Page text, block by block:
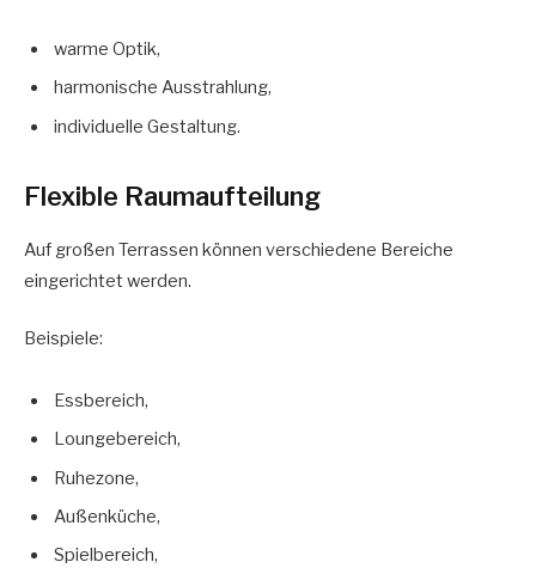
warme Optik,
harmonische Ausstrahlung,
individuelle Gestaltung.
Flexible Raumaufteilung
Auf großen Terrassen können verschiedene Bereiche
eingerichtet werden.
Beispiele:
Essbereich,
Loungebereich,
Ruhezone,
Außenküche,
Spielbereich,